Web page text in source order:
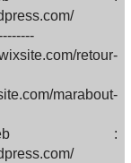
retour-
marabout-
: